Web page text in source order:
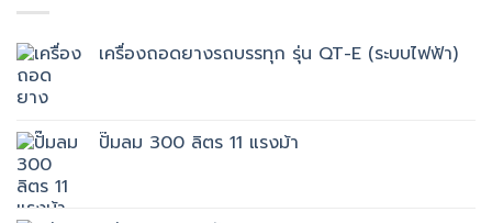
เครื่องถอดยางรถบรรทุก รุ่น QT-E (ระบบไฟฟ้า)
ปั๊มลม 300 ลิตร 11 แรงม้า